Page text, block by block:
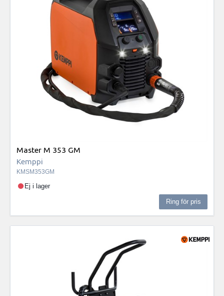
Master M 353 GM
Kemppi
KMSM353GM
Ej i lager
Ring för pris